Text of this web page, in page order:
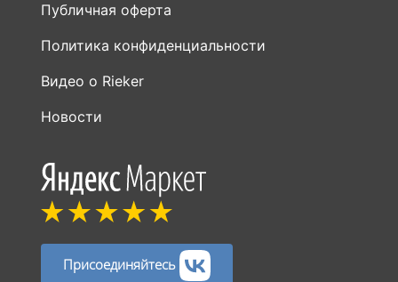
Публичная оферта
Политика конфиденциальности
Видео о Rieker
Новости
Присоединяйтесь